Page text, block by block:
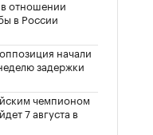
отношении
в России
начали
задержки
чемпионом
7 августа в